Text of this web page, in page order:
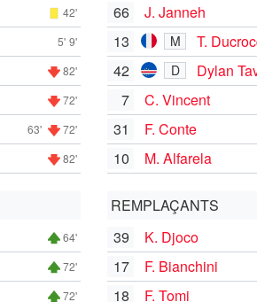
42'
5' 9'
82'
72'
63' 72'
82'
64'
72'
72'
66
J. Janneh
13
M
T.
42
D
Dylan
7
C. Vincent
31 F. Conte
10 M. Alfarela
REMPLAÇANTS
39
K. Djoco
17 F. Bianchini
18 F. Tomi